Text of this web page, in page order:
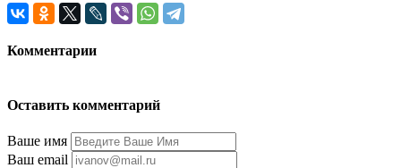
Комментарии
Оставить комментарий
Ваше имя
Ваш email